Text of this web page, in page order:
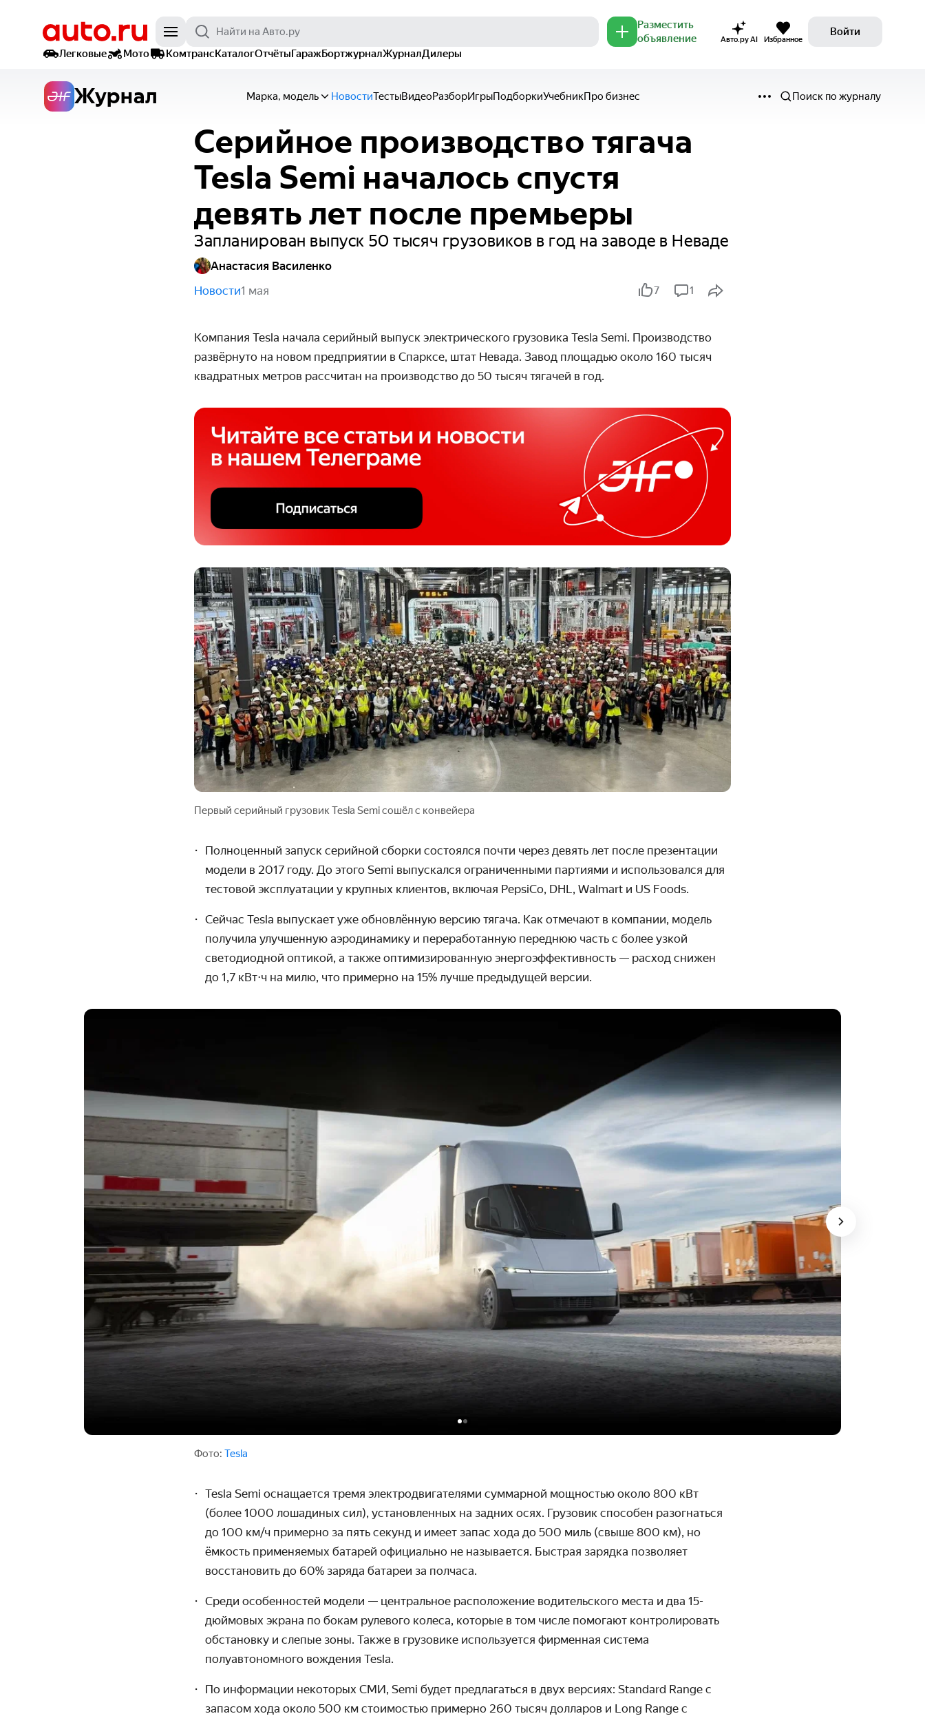
Разместить
объявление
Авто.ру AI Избранное
Войти
Легковые
Мото КомтрансКаталогОтчётыГаражБортжурналЖурналДилеры
Журнал Марка, модель НовостиТестыВидеоРазборИгрыПодборкиУчебникПро бизнес Поиск по журналу
Серийное производство тягача
Tesla Semi началось спустя
девять лет после премьеры
Запланирован выпуск 50 тысяч грузовиков в год на заводе в Неваде
Анастасия Василенко
Новости1 мая 7 1
Компания Tesla начала серийный выпуск электрического грузовика Tesla Semi. Производство
развёрнуто на новом предприятии в Спарксе, штат Невада. Завод площадью около 160 тысяч
квадратных метров рассчитан на производство до 50 тысяч тягачей в год.
Первый серийный грузовик Tesla Semi сошёл с конвейера
Полноценный запуск серийной сборки состоялся почти через девять лет после презентации
модели в 2017 году. До этого Semi выпускался ограниченными партиями и использовался для
тестовой эксплуатации у крупных клиентов, включая PepsiCo, DHL, Walmart и US Foods.
Сейчас Tesla выпускает уже обновлённую версию тягача. Как отмечают в компании, модель
получила улучшенную аэродинамику и переработанную переднюю часть с более узкой
светодиодной оптикой, а также оптимизированную энергоэффективность — расход снижен
до 1,7 кВт⋅ч на милю, что примерно на 15% лучше предыдущей версии.
Фото: Tesla
Tesla Semi оснащается тремя электродвигателями суммарной мощностью около 800 кВт
(более 1000 лошадиных сил), установленных на задних осях. Грузовик способен разогнаться
до 100 км/ч примерно за пять секунд и имеет запас хода до 500 миль (свыше 800 км), но
ёмкость применяемых батарей официально не называется. Быстрая зарядка позволяет
восстановить до 60% заряда батареи за полчаса.
Среди особенностей модели — центральное расположение водительского места и два 15-
дюймовых экрана по бокам рулевого колеса, которые в том числе помогают контролировать
обстановку и слепые зоны. Также в грузовике используется фирменная система
полуавтономного вождения Tesla.
По информации некоторых СМИ, Semi будет предлагаться в двух версиях: Standard Range с
запасом хода около 500 км стоимостью примерно 260 тысяч долларов и Long Range с